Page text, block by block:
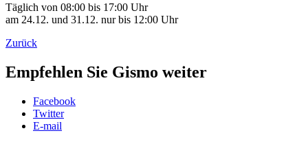
Täglich von 08:00 bis 17:00 Uhr
am 24.12. und 31.12. nur bis 12:00 Uhr
Zurück
Empfehlen Sie Gismo weiter
Facebook
Twitter
E-mail